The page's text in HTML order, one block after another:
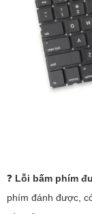
❓ Lỗi bấm phím
phím đánh được,